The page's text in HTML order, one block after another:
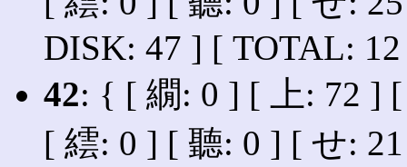
DISK: 47 ] [ TOTAL:
42: { [ 繝: 0 ] [ 上: 72 ]
[ 繧: 0 ] [ 聽: 0 ] [ せ: